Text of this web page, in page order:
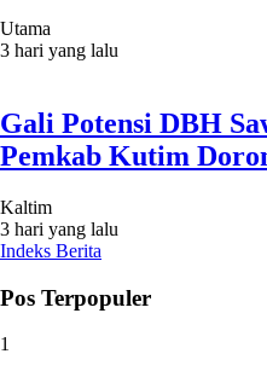
Utama
3 hari yang lalu
Gali Potensi DBH
Pemkab Kutim
Kaltim
3 hari yang lalu
Indeks Berita
Pos Terpopuler
1